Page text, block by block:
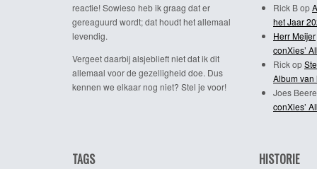
reactie! Sowieso heb ik graag dat er
gereaguurd wordt; dat houdt het allemaal
levendig.
Vergeet daarbij alsjeblieft niet dat ik dit
allemaal voor de gezelligheid doe. Dus
kennen we elkaar nog niet? Stel je voor!
Rick Bop
het Jaar
Herr Meijer
conXies’
Rickop
Album van
Joes
conXies’
TAGS HISTORIE